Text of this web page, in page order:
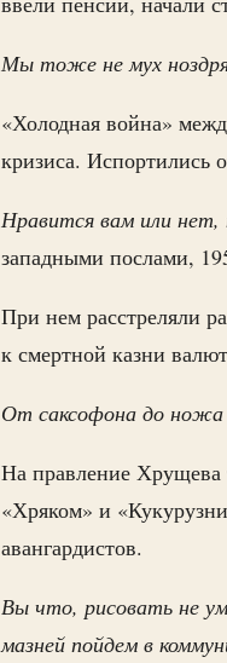
Мы тоже не мух
«Холодная война»
кризиса. Испортились
Нравится вам или
западными послами,
При нем расстреляли
к смертной казни
От саксофона до
На правление Хрущева
«Хряком» и
авангардистов.
Вы что, рисовать не
мазней пойдем в